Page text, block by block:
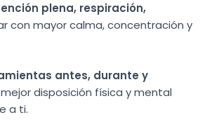
plena, respiración,
con mayor calma, concentración y
antes, durante y
disposición física y mental
a ti.